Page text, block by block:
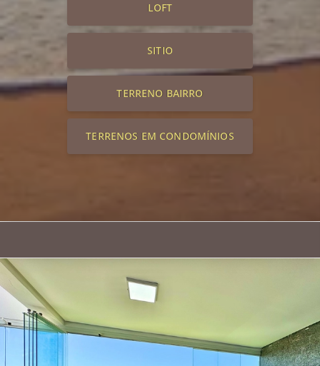
LOFT
SITIO
TERRENO BAIRRO
TERRENOS EM CONDOMÍNIOS